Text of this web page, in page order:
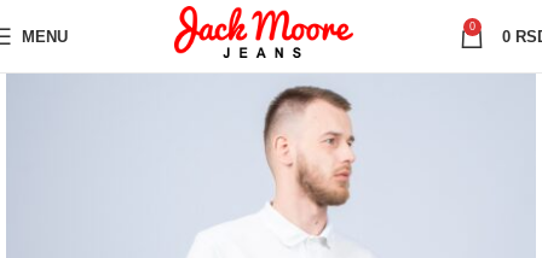
MENU
0
0